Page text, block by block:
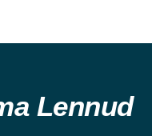
Lennud